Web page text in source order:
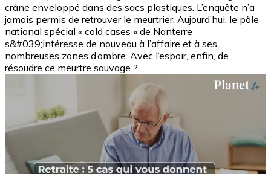
crâne enveloppé dans des sacs plastiques. L’enquête n’a
jamais permis de retrouver le meurtrier. Aujourd’hui, le pôle
national spécial « cold cases » de Nanterre
s&#039;intéresse de nouveau à l’affaire et à ses
nombreuses zones d’ombre. Avec l’espoir, enfin, de
résoudre ce meurtre sauvage ?